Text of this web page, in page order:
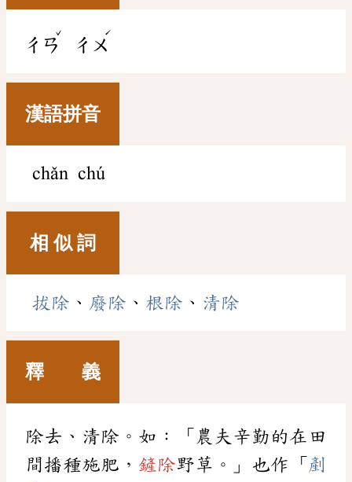
ㄔㄢ
ˇ
ㄔㄨ
ˊ
漢語拼音
chǎn chú
相 似 詞
拔除 、 廢除 、 根除 、 清除
釋 義
除去、清除。如：「農夫辛勤的在田
間播種施肥， 鏟除野草。」也作「 剷